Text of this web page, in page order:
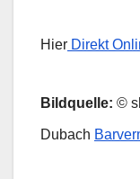
Hier Direkt
Bildquelle: ©
Dubach